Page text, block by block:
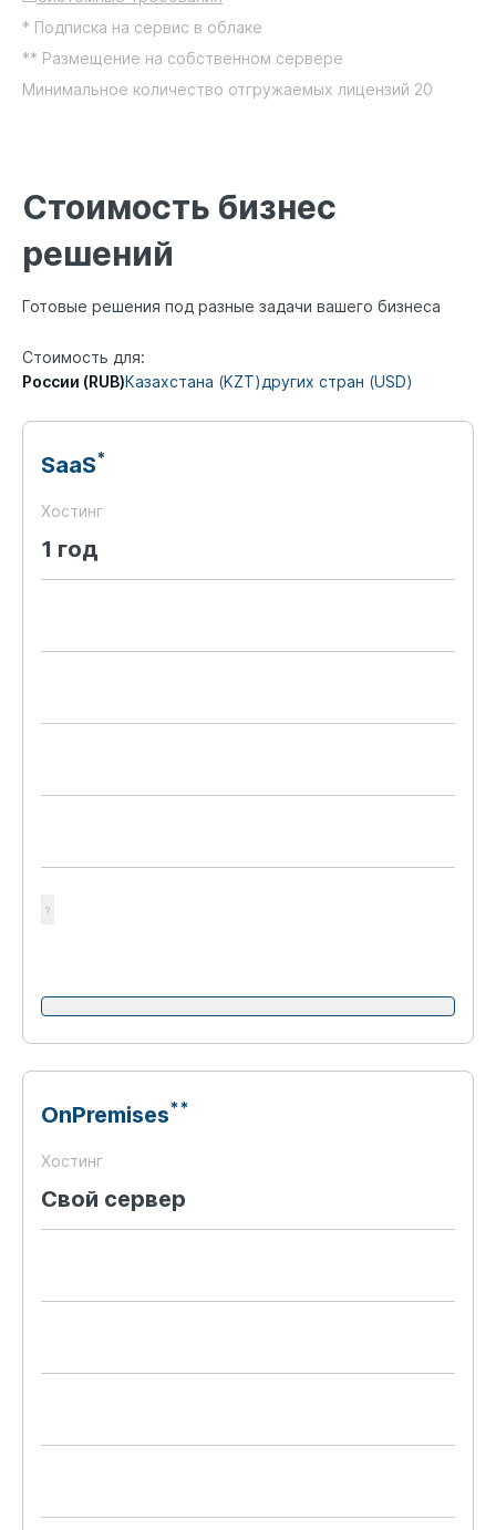
* Подписка на сервис в облаке
** Размещение на собственном сервере
Минимальное количество отгружаемых лицензий 20
Стоимость бизнес
решений
Готовые решения под разные задачи вашего бизнеса
Стоимость для:
России (RUB)Казахстана (KZT)других стран (USD)
SaaS*
Хостинг
1 год
?
OnPremises**
Хостинг
Свой сервер